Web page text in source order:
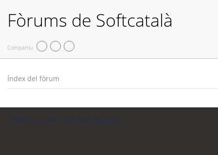
Fòrums de Softcatalà
Compartiu
Índex del fòrum